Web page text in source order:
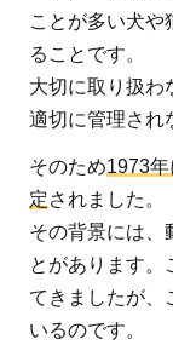
ことが多い犬や
ることです。
大切に取り扱わ
適切に管理され
そのため1973
定されました。
その背景には、
とがあります。
てきましたが、
いるのです。